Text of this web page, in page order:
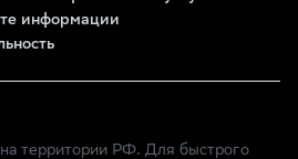
информации
территории РФ. Для быстрого